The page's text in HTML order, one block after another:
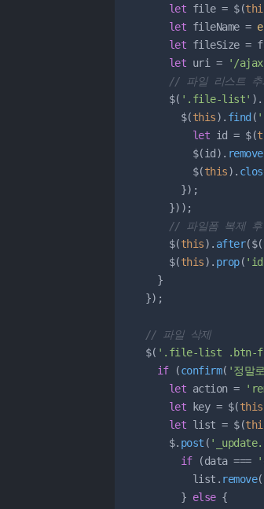
let file = $(
let fileName =
let fileSize =
let uri = '/
// 파일 리스트 추
      $(
'.file-list' ).
        $(
this). find (
let id = $(
          $(id).
remove
          $(
this).
        });
      }));
// 파일폼 복제 후
      $(
this). after($(
      $(
this). prop(
    }
  });
// 파일 삭제
  $(
'.file-list .btn-
if (confirm( '정말
let action =
let key = $(this
let list = $(
      $.
post (
if (data ===
          list.
remove
        }
else {